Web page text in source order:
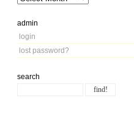
admin
login
lost password?
search